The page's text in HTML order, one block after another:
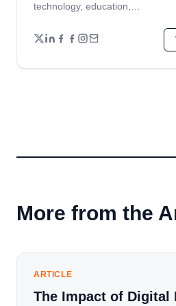
technology, education,…
More from the
ARTICLE
The Impact of Digital